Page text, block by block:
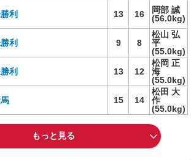
利 13 16
岡部 誠
(56.0kg)
利 9 8
松山 弘
平
(55.0kg)
利 13 12
松岡 正
海
(55.0kg)
15 14
松田 大
作
(55.0kg)
もっと見る